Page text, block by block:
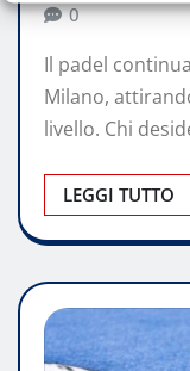
0
Il padel
Milano,
livello. Chi
LEGGI TUTTO